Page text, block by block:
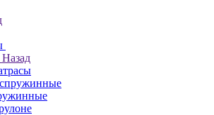
Назад